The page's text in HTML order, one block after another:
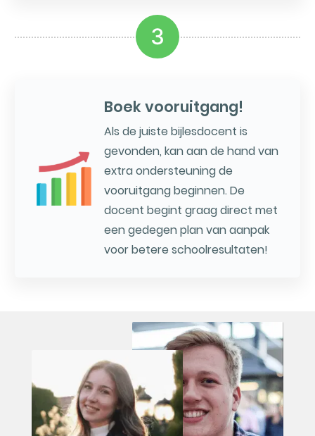
3
Boek vooruitgang!
Als de juiste bijlesdocent is
gevonden, kan aan de hand van
extra ondersteuning de
vooruitgang beginnen. De
docent begint graag direct met
een gedegen plan van aanpak
voor betere schoolresultaten!